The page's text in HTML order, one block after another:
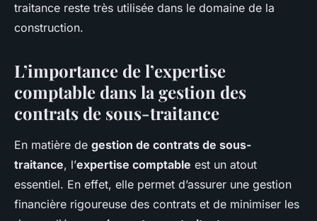
traitance reste très utilisée dans le domaine de la
construction.
L’importance de l’expertise
comptable dans la gestion des
contrats de sous-traitance
En matière de gestion de contrats de sous-
traitance, l’expertise comptable est un atout
essentiel. En effet, elle permet d’assurer une gestion
financière rigoureuse des contrats et de minimiser les